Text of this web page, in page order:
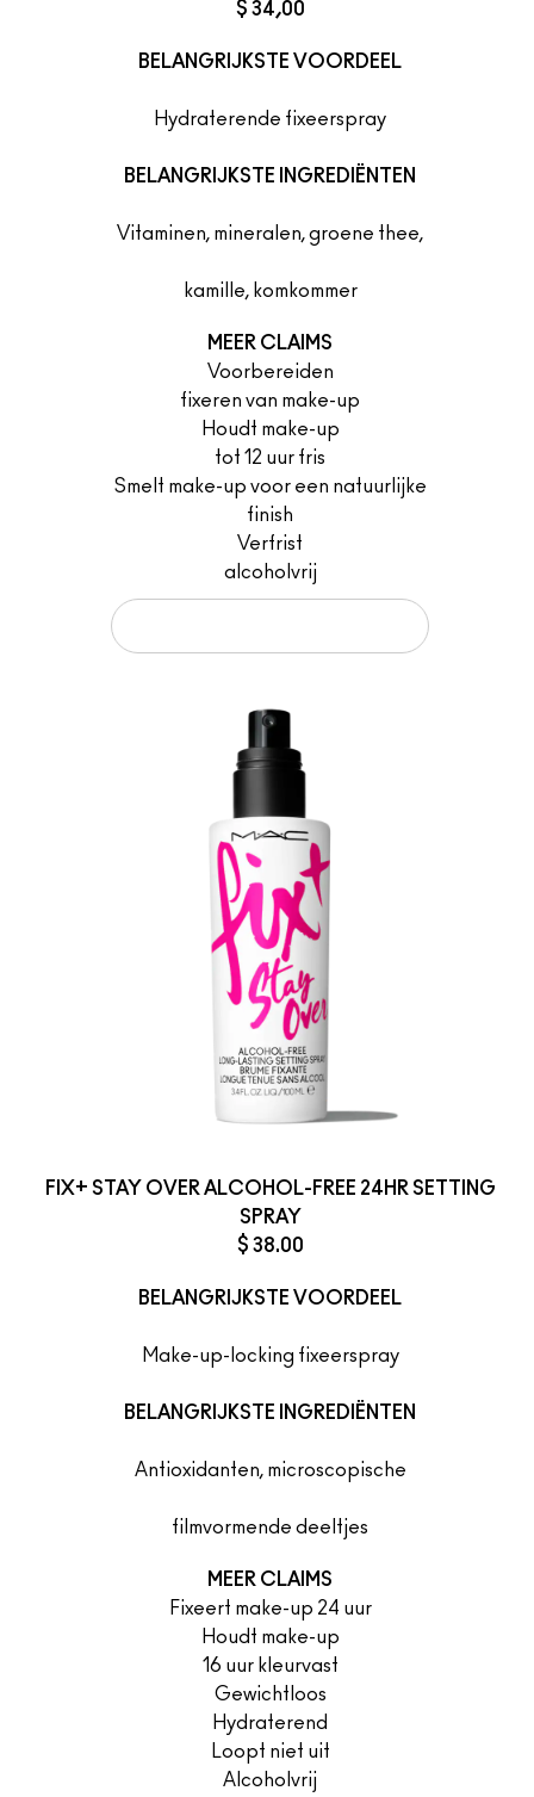
$ 34,00
BELANGRIJKSTE VOORDEEL
Hydraterende fixeerspray
BELANGRIJKSTE INGREDIËNTEN
Vitaminen, mineralen, groene thee,
kamille, komkommer
MEER CLAIMS
Voorbereiden
fixeren van make-up
Houdt make-up
tot 12 uur fris
Smelt make-up voor een natuurlijke
finish
Verfrist
alcoholvrij
FIX+ STAY OVER ALCOHOL-FREE 24HR SETTING
SPRAY
$ 38.00
BELANGRIJKSTE VOORDEEL
Make-up-locking fixeerspray
BELANGRIJKSTE INGREDIËNTEN
Antioxidanten, microscopische
filmvormende deeltjes
MEER CLAIMS
Fixeert make-up 24 uur
Houdt make-up
16 uur kleurvast
Gewichtloos
Hydraterend
Loopt niet uit
Alcoholvrij